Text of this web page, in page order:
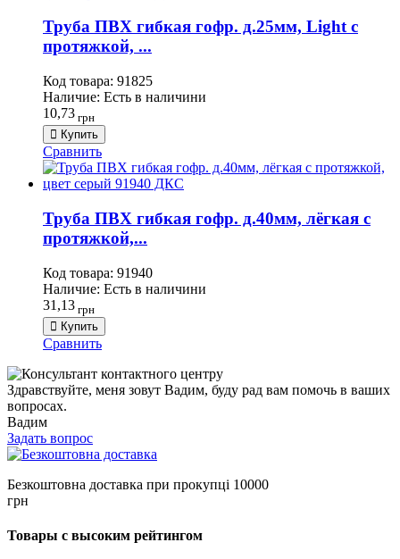
Труба ПВХ гибкая гофр. д.25мм, Light с
протяжкой, ...
Код товара: 91825
Наличие: Есть в наличини
10,73 грн
Купить
Сравнить
Труба ПВХ гибкая гофр. д.40мм, лёгкая с
протяжкой,...
Код товара: 91940
Наличие: Есть в наличини
31,13 грн
Купить
Сравнить
Здравствуйте, меня зовут Вадим, буду рад вам помочь в ваших
вопросах.
Вадим
Задать вопрос
Безкоштовна доставка при прокупці 10000
грн
Товары с высоким рейтингом